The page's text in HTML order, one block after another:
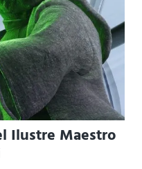
Ilustre Maestro